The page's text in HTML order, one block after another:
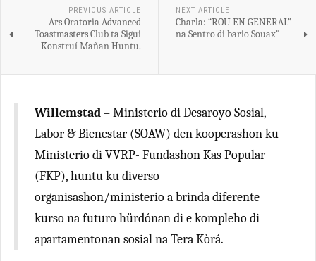
PREVIOUS ARTICLE
Ars Oratoria Advanced
Toastmasters Club ta Sigui
Konstruí Mañan Huntu.
NEXT ARTICLE
Charla: “ROU EN GENERAL”
na Sentro di bario Souax"
Willemstad– Ministerio di Desaroyo Sosial,
Labor & Bienestar (SOAW) den kooperashon ku
Ministerio di VVRP- Fundashon Kas Popular
(FKP), huntu ku diverso
organisashon/ministerio a brinda diferente
kurso na futuro hürdónan di e kompleho di
apartamentonan sosial na Tera Kòrá.